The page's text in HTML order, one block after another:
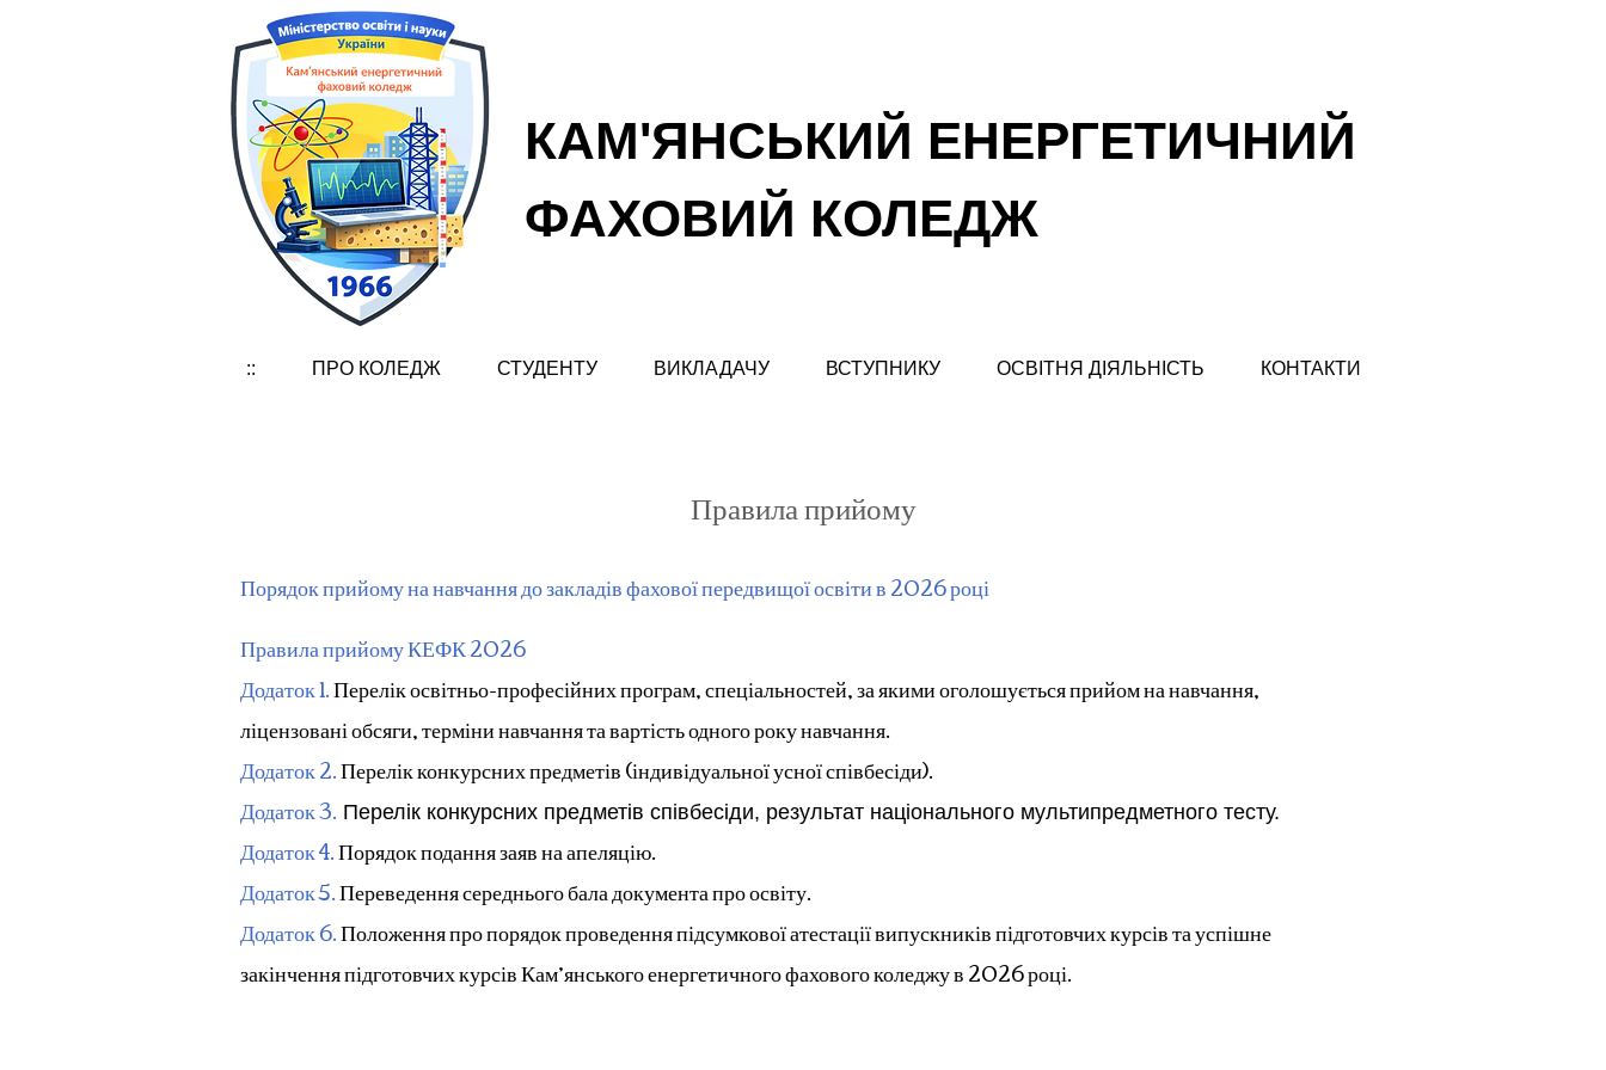
КАМ'ЯНСЬКИЙ ЕНЕРГЕТИЧНИЙ
ФАХОВИЙ КОЛЕДЖ
:: ПРО КОЛЕДЖ СТУДЕНТУ ВИКЛАДАЧУ ВСТУПНИКУ ОСВІТНЯ ДІЯЛЬНІСТЬ КОНТАКТИ
Правила прийому
Порядок прийому на навчання до закладів фахової передвищої освіти в 2026 році
Правила прийому КЕФК 2026
Додаток 1.Перелік освітньо-професійних програм, спеціальностей, за якими оголошується прийом на навчання,
ліцензовані обсяги, терміни навчання та вартість одного року навчання.
Додаток 2.Перелік конкурсних предметів (індивідуальної усної співбесіди).
Додаток 3. Перелік конкурсних предметів співбесіди, результат національного мультипредметного тесту.
Додаток 4.Порядок подання заяв на апеляцію.
Додаток 5.Переведення середнього бала документа про освіту.
Додаток 6.Положення про порядок проведення підсумкової атестації випускників підготовчих курсів та успішне
закінчення підготовчих курсів Кам’янського енергетичного фахового коледжу в 2026 році.